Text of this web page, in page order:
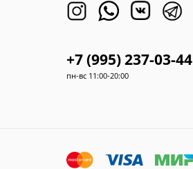
+7 (995) 237-03-44
пн-вс 11:00-20:00